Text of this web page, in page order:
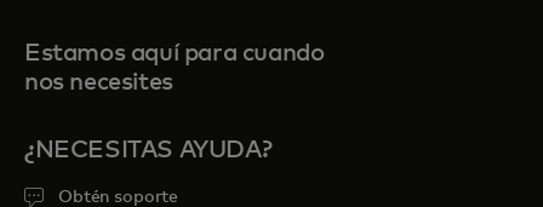
Estamos aquí para cuando
nos necesites
¿NECESITAS AYUDA?
Obtén soporte